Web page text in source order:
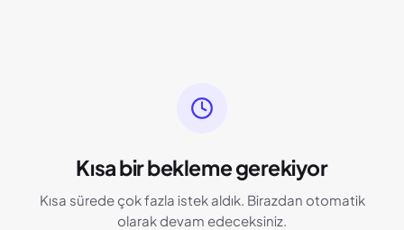
Kısa bir bekleme gerekiyor
Kısa sürede çok fazla istek aldık. Birazdan otomatik
olarak devam edeceksiniz.